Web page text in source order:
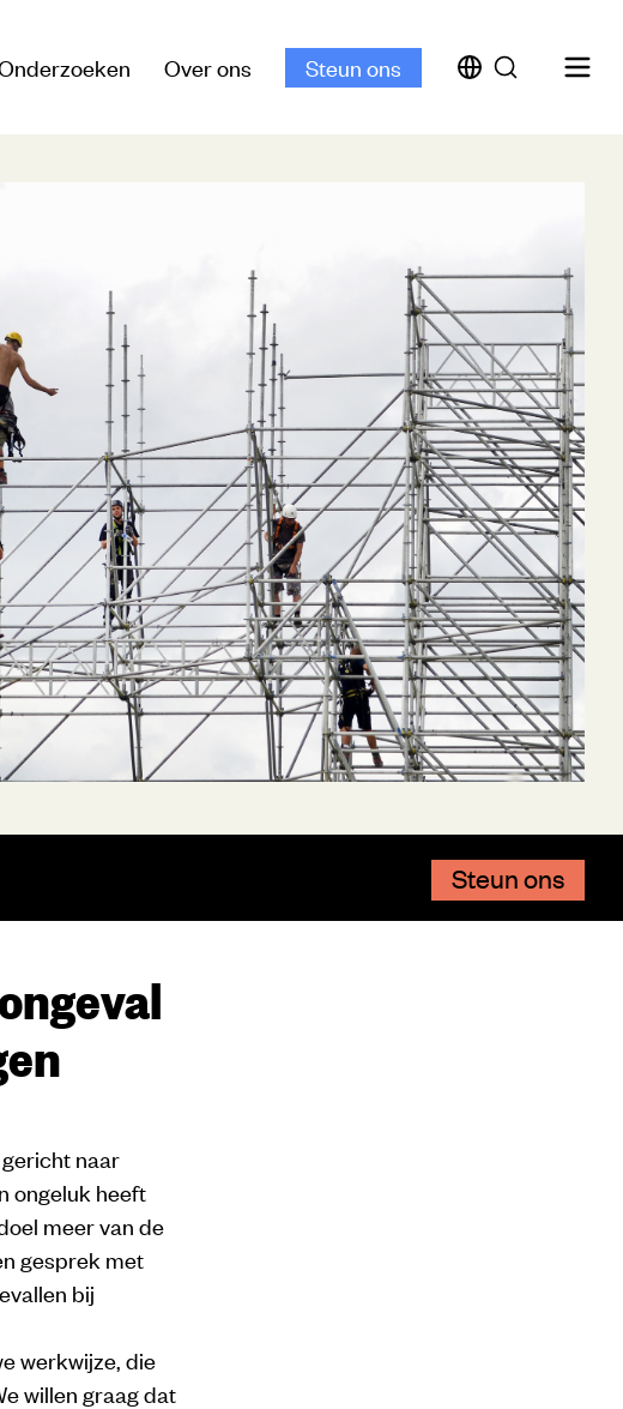
Over ons Steun ons
Steun ons
naar
ongeluk heeft
meer van de
gesprek met
bij
werkwijze, die
willen graag dat